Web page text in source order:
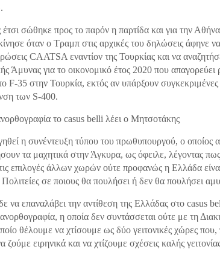
σώθηκε προς το παρόν η παρτίδα και για την
όταν ο Τραμπ στις αρχικές του δηλώσεις άφηνε
CAATSA εναντίον της Τουρκίας και να
Άμυνας για το οικονομικό έτος 2020 που
F-35 στην Τουρκία, εκτός αν υπάρξουν
των S-400.
το casus belli λέει ο Μητσοτάκης
η συνέντευξη τύπου του πρωθυπουργού, ο οποίος
τα μαχητικά στην Άγκυρα, ως όφειλε, λέγοντας
επιλογές άλλων χωρών ούτε προφανώς η Ελλάδα
σε ποιους θα πουλήσει ή δεν θα πουλήσει
να επαναλάβει την αντίθεση της Ελλάδας στο casus
ανορθογραφία, η οποία δεν συντάσσεται ούτε με τη
θέλουμε να χτίσουμε ως δύο γειτονικές χώρες
ζούμε ειρηνικά και να χτίζουμε σχέσεις καλής